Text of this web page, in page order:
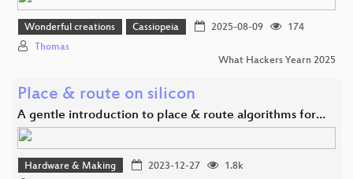
Wonderful creations Cassiopeia 2025-08-09
174
Thomas
What Hackers Yearn 2025
Place & route on silicon
A gentle introduction to place & route algorithms for…
Hardware & Making 2023-12-27
1.8k